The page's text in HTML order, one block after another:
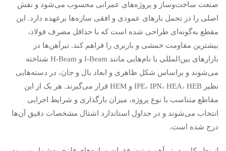
صنعت ساخت‌وساز و پروژه‌های عمرانی محسوب می‌شود و نقش
اصلی را در تحمل بارهای عمودی و افقی سازه‌ها برعهده دارد. این
مقطع به‌گونه‌ای طراحی شده است که با حداقل مصرف فولاد،
بیشترین مقاومت خمشی و باربری را فراهم کند. تیرآهن‌ها در
بازارهای بین‌المللی با نام‌هایی مانند I-Beam و H-Beam شناخته
می‌شوند و براساس شکل ظاهری و ابعاد بال و جان، در دسته‌هایی
نظیر IPE، IPN، HEA، HEB و HEM قرار می‌گیرند. هر یک از این
مقاطع متناسب با نوع پروژه، میزان بارگذاری و شرایط اجرایی
انتخاب می‌شوند و در جداول استاندارد اشتال مشخصات دقیق آن‌ها
درج شده است.